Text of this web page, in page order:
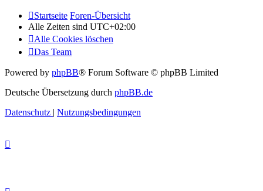
Startseite Foren-Übersicht
Alle Zeiten sind UTC+02:00
Alle Cookies löschen
Das Team
Powered by phpBB® Forum Software © phpBB Limited
Deutsche Übersetzung durch phpBB.de
Datenschutz | Nutzungsbedingungen